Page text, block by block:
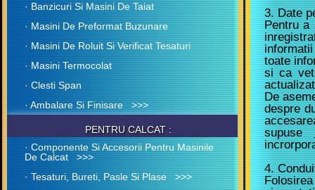
· Banzicuri Si Masini De Taiat
· Masini De Preformat Buzunare
· Masini De Roluit Si Verificat Tesaturi
· Masini Termocolat
· Clesti Span
· Ambalare Si Finisare >>>
PENTRU CALCAT :
· Componente Si Accesorii Pentru Masinile
De Calcat >>>
· Tesaturi, Bureti, Pasle Si Plase >>>
3. Date
Pentru a
toate
si ca
De
despre
supuse
4.